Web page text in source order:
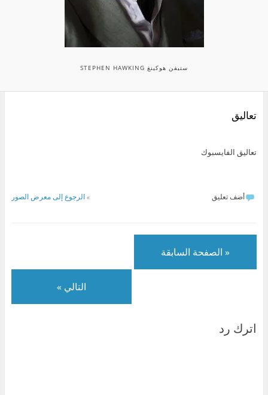
ستيفن هوكينغ STEPHEN HAWKING
تعاليق
تعاليق الفايسبوك
الرجوع إلى معرض الصور أضف تعليق
« الصفحة السابقة
التالي »
اترك رد